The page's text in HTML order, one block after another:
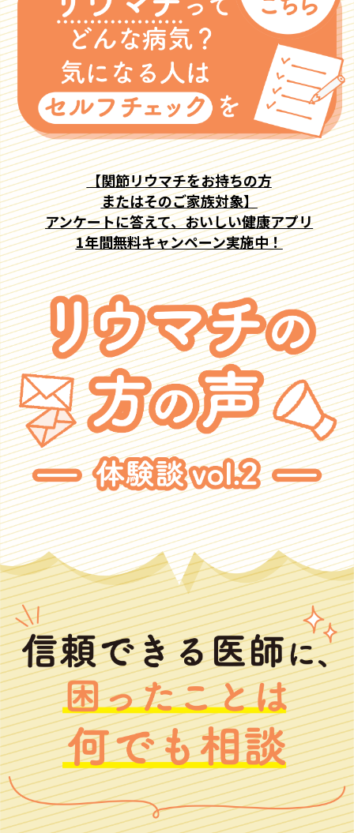
【関節リウマチをお持ちの方
またはそのご家族対象】
アンケートに答えて、おいしい健康アプリ
1年間無料キャンペーン実施中！